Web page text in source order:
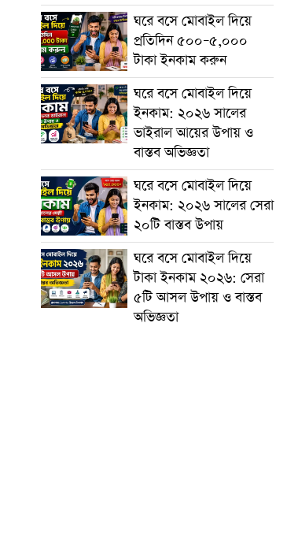
ঘরে বসে মোবাইল দিয়ে
প্রতিদিন ৫০০–৫,০০০
টাকা ইনকাম করুন
ঘরে বসে মোবাইল দিয়ে
ইনকাম: ২০২৬ সালের
ভাইরাল আয়ের উপায় ও
বাস্তব অভিজ্ঞতা
ঘরে বসে মোবাইল দিয়ে
ইনকাম: ২০২৬ সালের সেরা
২০টি বাস্তব উপায়
ঘরে বসে মোবাইল দিয়ে
টাকা ইনকাম ২০২৬: সেরা
৫টি আসল উপায় ও বাস্তব
অভিজ্ঞতা